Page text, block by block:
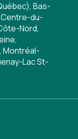
Bas-
du-
Nord,
Montréal-
Lac St-